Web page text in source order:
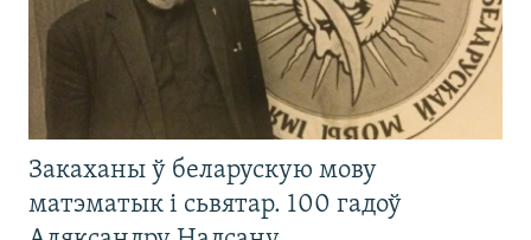
Закаханы ў беларускую мову
матэматык і сьвятар. 100 гадоў